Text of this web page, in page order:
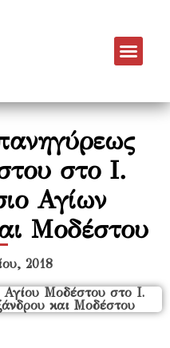
στο Ι.
Αγίων
Μοδέστου
2018